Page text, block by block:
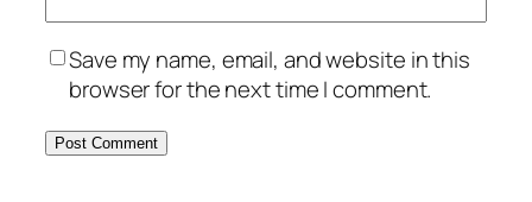
Save my name, email, and website in this
browser for the next time I comment.